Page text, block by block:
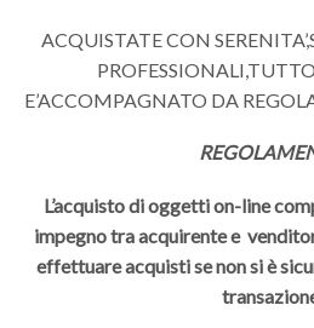
ACQUISTATE CON
E’ACCOMPAGNATO DA
L’acquisto di oggetti on-line
impegno tra acquirente e
effettuare acquisti se non si è